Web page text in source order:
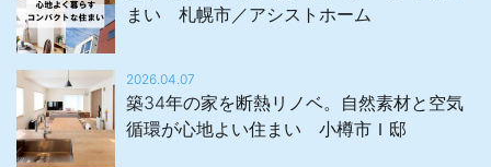
まい 札幌市／アシストホーム
2026.04.07
築34年の家を断熱リノベ。自然素材と空気
循環が心地よい住まい 小樽市Ｉ邸